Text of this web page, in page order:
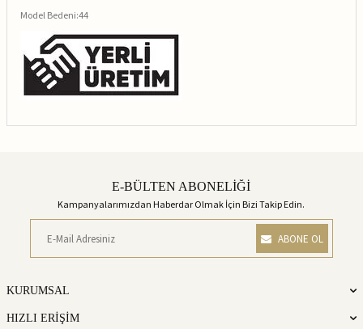
Model Bedeni:44
E-BÜLTEN ABONELİĞİ
Kampanyalarımızdan Haberdar Olmak İçin Bizi Takip Edin.
ABONE OL
KURUMSAL
HIZLI ERİŞİM